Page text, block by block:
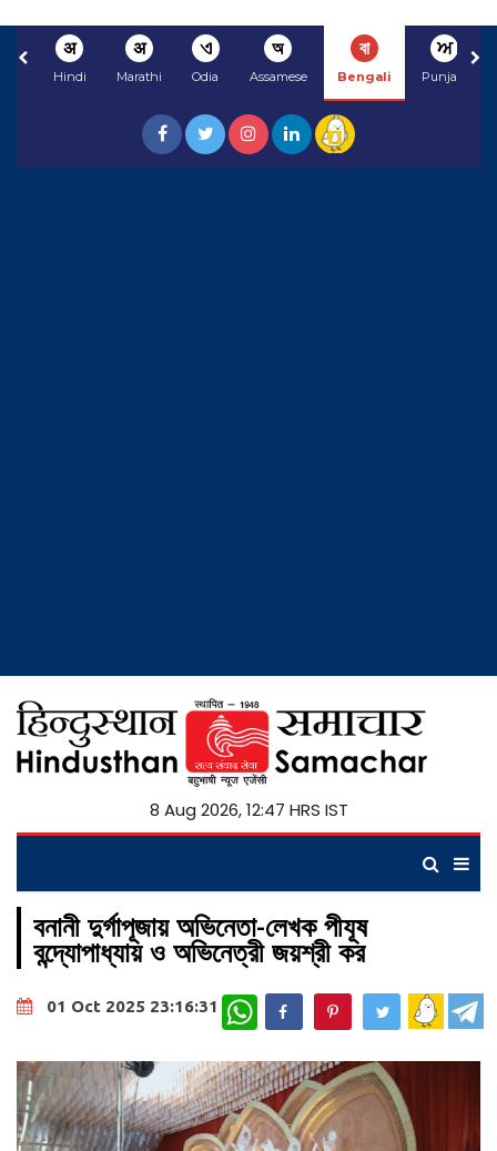
अ
Hindi
अ
Marathi
ଏ
Odia
অ
Assamese
বা
Bengali
ਅ
Punjabi
8 Aug 2026, 12:47 HRS IST
বনানী দুর্গাপূজায় অভিনেতা-লেখক পীযূষ
বন্দ্যোপাধ্যায় ও অভিনেত্রী জয়শ্রী কর
01 Oct 2025 23:16:31 WhatsApp